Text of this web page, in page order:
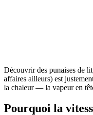
Découvrir des punaises de
affaires ailleurs) est
la chaleur — la vapeur en
Pourquoi la